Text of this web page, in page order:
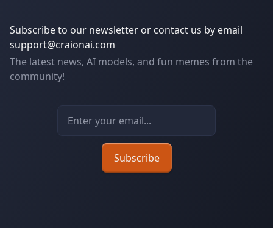
Subscribe to our newsletter or contact us by email
support@craionai.com
The latest news, AI models, and fun memes from the
community!
Email address
Subscribe